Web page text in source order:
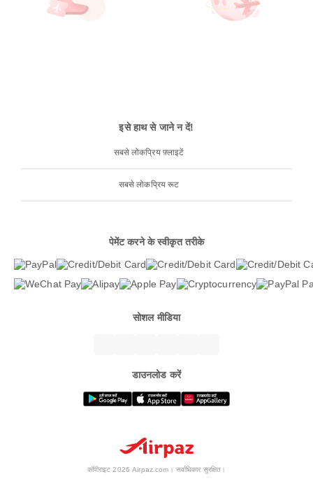
इसे हाथ से जाने न दें!
सबसे लोकप्रिय फ़्लाइटें
सबसे लोकप्रिय रूट
पेमेंट करने के स्वीकृत तरीके
सोशल मीडिया
डाउनलोड करें
कॉपीराइट 2026 Airpaz.com। सर्वाधिकार सुरक्षित।